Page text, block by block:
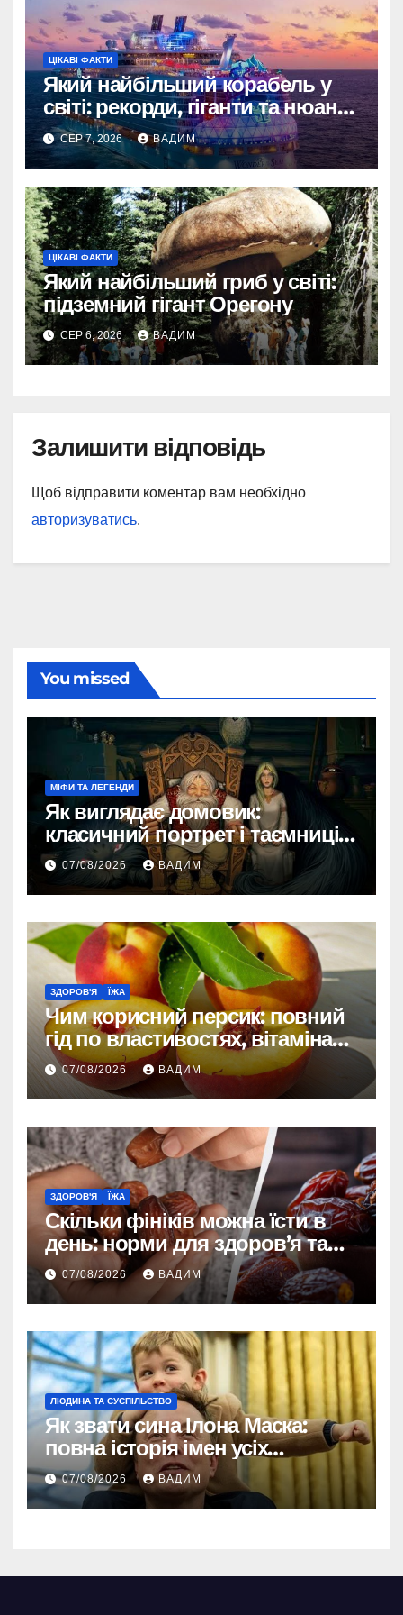
ЦІКАВІ ФАКТИ
Який найбільший корабель у
світі: рекорди, гіганти та нюанси
вимірювання
СЕР 7, 2026 ВАДИМ
ЦІКАВІ ФАКТИ
Який найбільший гриб у світі:
підземний гігант Орегону
СЕР 6, 2026 ВАДИМ
Залишити відповідь
Щоб відправити коментар вам необхідно
авторизуватись.
You missed
МІФИ ТА ЛЕГЕНДИ
Як виглядає домовик:
класичний портрет і таємниці
зовнішності
07/08/2026 ВАДИМ
ЗДОРОВ'Я ЇЖА
Чим корисний персик: повний
гід по властивостях, вітамінах і
впливі на організм
07/08/2026 ВАДИМ
ЗДОРОВ'Я ЇЖА
Скільки фініків можна їсти в
день: норми для здоров’я та
енергії
07/08/2026 ВАДИМ
ЛЮДИНА ТА СУСПІЛЬСТВО
Як звати сина Ілона Маска:
повна історія імен усіх
хлопчиків мільярдера
07/08/2026 ВАДИМ